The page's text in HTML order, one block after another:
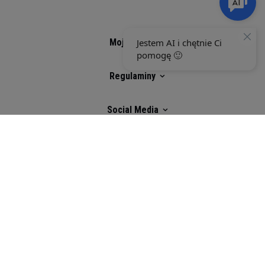
zdjęć jest zabronione przez Muscle Power ©
2018. Ustawa z dnia 4 lutego 1994 r. o prawie
autorskim i prawach pokrewnych (Dz. U. z 2006 r.
Nr 90, poz. 631 z późn. zm.)
Moje konto
Regulaminy
Social Media